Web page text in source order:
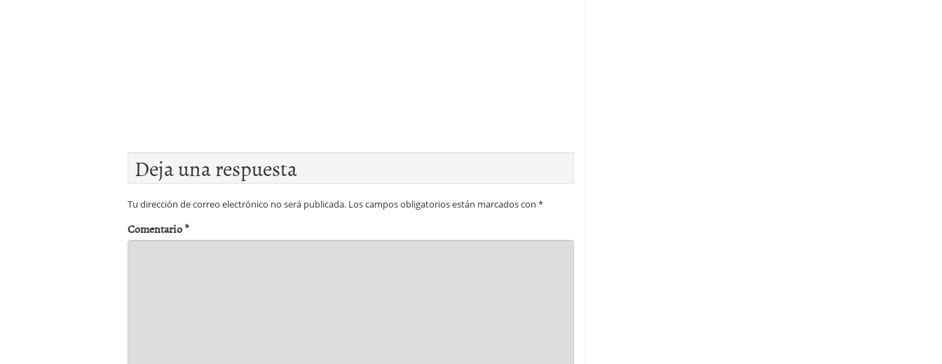
Deja una respuesta
Tu dirección de correo electrónico no será publicada. Los campos obligatorios están marcados con *
Comentario*